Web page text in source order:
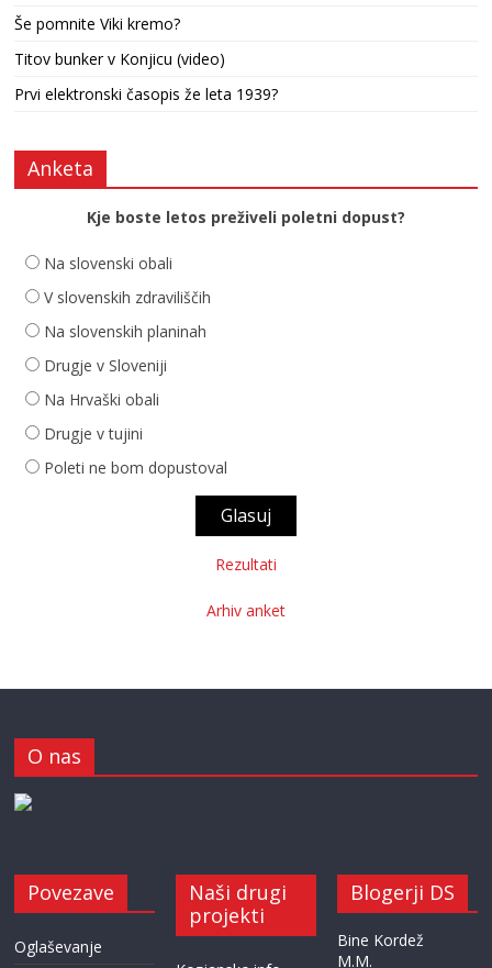
Še pomnite Viki kremo?
Titov bunker v Konjicu (video)
Prvi elektronski časopis že leta 1939?
Anketa
Kje boste letos preživeli poletni dopust?
Na slovenski obali
V slovenskih zdraviliščih
Na slovenskih planinah
Drugje v Sloveniji
Na Hrvaški obali
Drugje v tujini
Poleti ne bom dopustoval
Rezultati
Arhiv anket
O nas
Povezave
Oglaševanje
Naši drugi
projekti
Blogerji DS
Bine Kordež
M.M.